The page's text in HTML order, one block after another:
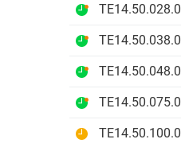
TE14.50.028.0
TE14.50.038.0
TE14.50.048.0
TE14.50.075.0
TE14.50.100.0